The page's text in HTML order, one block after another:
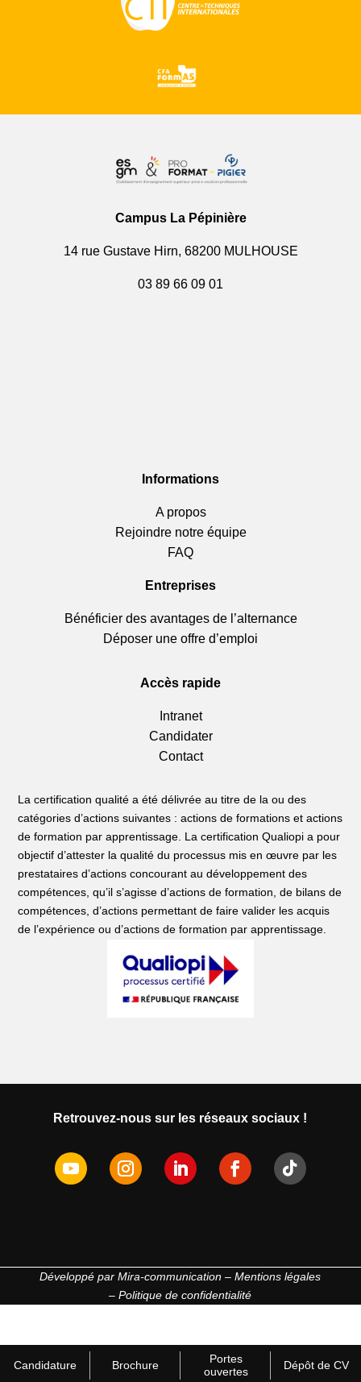
Candidature Brochure
Portes
ouvertes
Dépôt de CV
Campus La Pépinière
14 rue Gustave Hirn, 68200 MULHOUSE
03 89 66 09 01
Informations
A propos
Rejoindre notre équipe
FAQ
Entreprises
Bénéficier des avantages de l’alternance
Déposer une offre d’emploi
Accès rapide
Intranet
Candidater
Contact
La certification qualité a été délivrée au titre de la ou des
catégories d’actions suivantes : actions de formations et actions
de formation par apprentissage. La certification Qualiopi a pour
objectif d’attester la qualité du processus mis en œuvre par les
prestataires d’actions concourant au développement des
compétences, qu’il s’agisse d’actions de formation, de bilans de
compétences, d’actions permettant de faire valider les acquis
de l’expérience ou d’actions de formation par apprentissage.
Retrouvez-nous sur les réseaux sociaux !
Développé parMira-communication –Mentions légales
–Politique de confidentialité